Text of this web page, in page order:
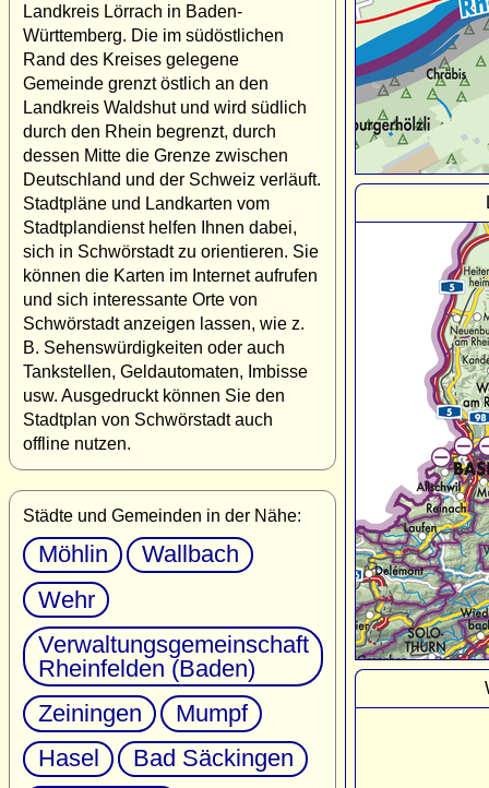
Landkreis Lörrach in Baden-
Württemberg. Die im südöstlichen
Rand des Kreises gelegene
Gemeinde grenzt östlich an den
Landkreis Waldshut und wird südlich
durch den Rhein begrenzt, durch
dessen Mitte die Grenze zwischen
Deutschland und der Schweiz verläuft.
Stadtpläne und Landkarten vom
Stadtplandienst helfen Ihnen dabei,
sich in Schwörstadt zu orientieren. Sie
können die Karten im Internet aufrufen
und sich interessante Orte von
Schwörstadt anzeigen lassen, wie z.
B. Sehenswürdigkeiten oder auch
Tankstellen, Geldautomaten, Imbisse
usw. Ausgedruckt können Sie den
Stadtplan von Schwörstadt auch
offline nutzen.
Städte und Gemeinden in der Nähe:
Möhlin
Wallbach
Wehr
Verwaltungsgemeinschaft
Rheinfelden (Baden)
Zeiningen
Mumpf
Hasel
Bad Säckingen